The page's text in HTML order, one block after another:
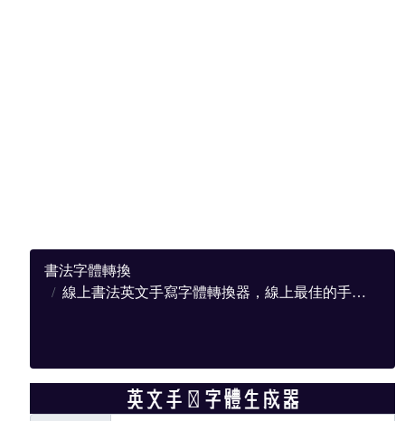
書法字體轉換
線上書法英文手寫字體轉換器，線上最佳的手寫轉換網站